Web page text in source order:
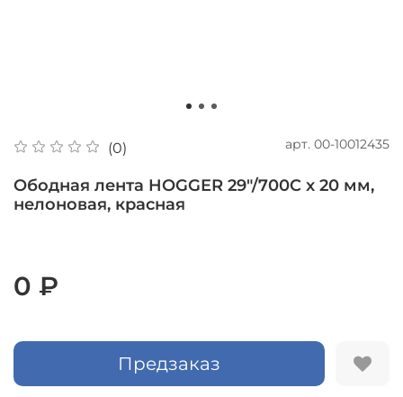
(0) арт. 00-10012435
Ободная лента HOGGER 29"/700C x 20 мм,
нелоновая, красная
0 ₽
Предзаказ